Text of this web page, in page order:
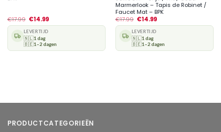
€17.99 €14.99
LEVERTIJD
🇳🇱1 dag
🇧🇪1–2 dagen
Marmerlook – Tapis de Robinet /
Faucet Mat – BPK
€17.99 €14.99
LEVERTIJD
🇳🇱1 dag
🇧🇪1–2 dagen
PRODUCTCATEGORIEËN